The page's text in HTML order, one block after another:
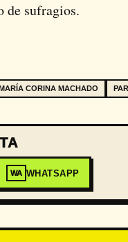
de sufragios.
MARÍA CORINA MACHADO
WA WHATSAPP